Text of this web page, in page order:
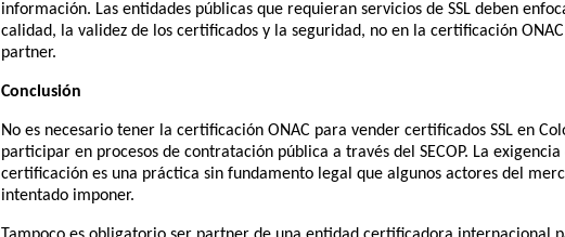
información. Las entidades públicas que requieran servicios de SSL deben
calidad, la validez de los certificados y la seguridad, no en la certificación
partner.
Conclusión
No es necesario tener la certificación ONAC para vender certificados SSL en
participar en procesos de contratación pública a través del SECOP. La exigencia
certificación es una práctica sin fundamento legal que algunos actores del
intentado imponer.